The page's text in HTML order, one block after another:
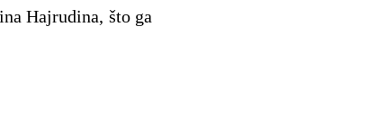
Hajrudina, što ga